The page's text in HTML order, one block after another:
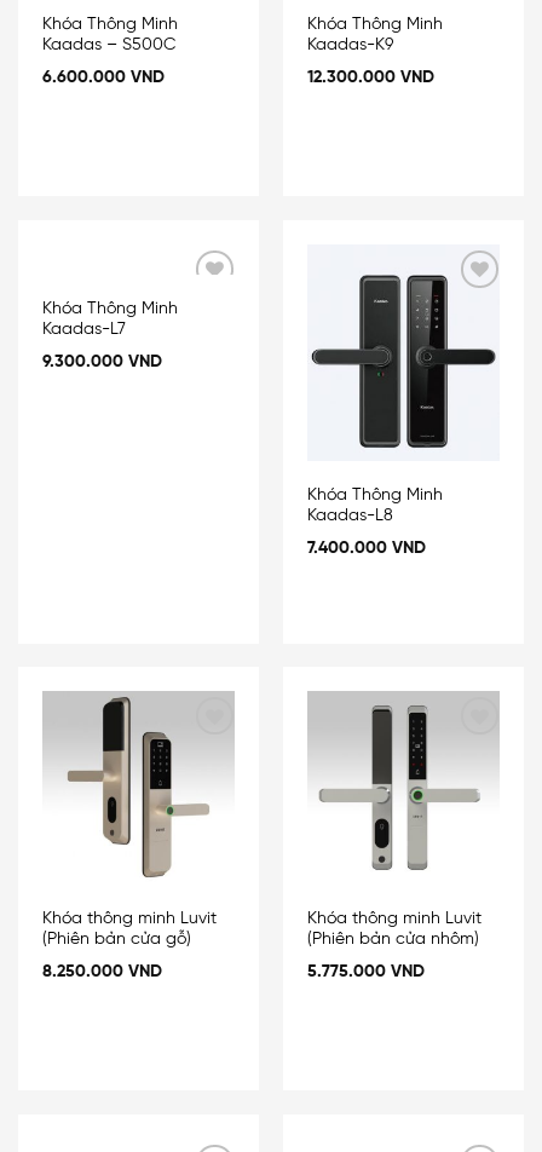
Khóa Thông Minh
Kaadas – S500C
6.600.000 VND
Khóa Thông Minh
Kaadas-K9
12.300.000 VND
Khóa Thông Minh
Kaadas-L7
9.300.000 VND
Khóa Thông Minh
Kaadas-L8
7.400.000 VND
Khóa thông minh Luvit
(Phiên bản cửa gỗ)
8.250.000 VND
wishlist
Khóa thông minh Luvit
(Phiên bản cửa nhôm)
5.775.000 VND